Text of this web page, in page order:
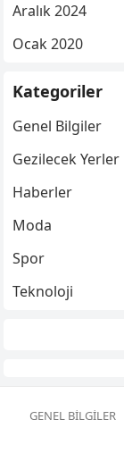
Aralık 2024
Ocak 2020
Kategoriler
Genel Bilgiler
Gezilecek Yerler
Haberler
Moda
Spor
Teknoloji
GENEL BILGILER